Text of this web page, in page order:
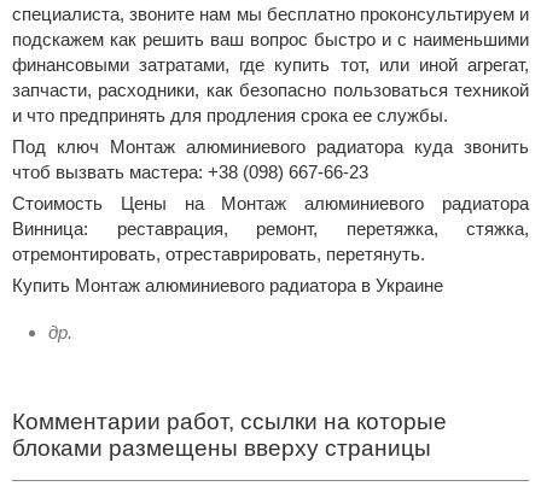
специалиста, звоните нам мы бесплатно проконсультируем и
подскажем как решить ваш вопрос быстро и с наименьшими
финансовыми затратами, где купить тот, или иной агрегат,
запчасти, расходники, как безопасно пользоваться техникой
и что предпринять для продления срока ее службы.
Под ключ Монтаж алюминиевого радиатора куда звонить
чтоб вызвать мастера: +38 (098) 667-66-23
Стоимость Цены на Монтаж алюминиевого радиатора
Винница: реставрация, ремонт, перетяжка, стяжка,
отремонтировать, отреставрировать, перетянуть.
Купить Монтаж алюминиевого радиатора в Украине
др.
Комментарии работ, ссылки на которые
блоками размещены вверху страницы